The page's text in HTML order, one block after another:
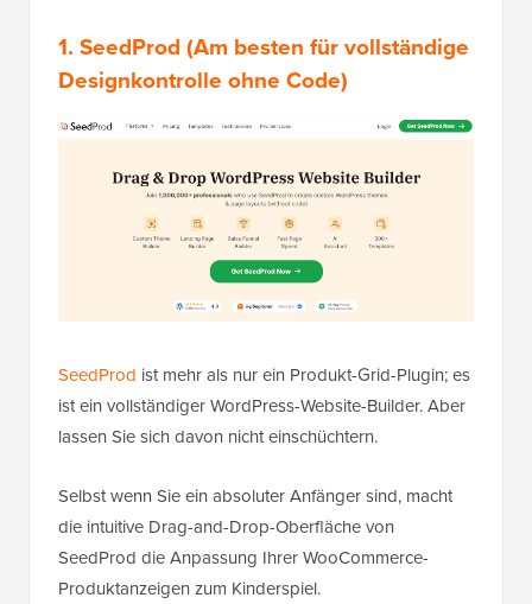
1. SeedProd (Am besten für vollständige
Designkontrolle ohne Code)
SeedProd ist mehr als nur ein Produkt-Grid-Plugin; es
ist ein vollständiger WordPress-Website-Builder. Aber
lassen Sie sich davon nicht einschüchtern.
Selbst wenn Sie ein absoluter Anfänger sind, macht
die intuitive Drag-and-Drop-Oberfläche von
SeedProd die Anpassung Ihrer WooCommerce-
Produktanzeigen zum Kinderspiel.